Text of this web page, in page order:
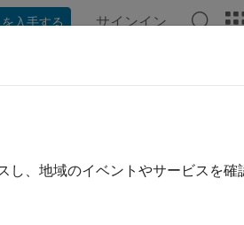
入手する サインイン
Code on
、地域のイベントやサービスを